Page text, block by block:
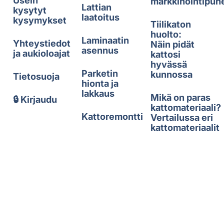
kysytyt
kysymykset
Yhteystiedot
ja aukioloajat
Tietosuoja
🔒 Kirjaudu
Lattian
laatoitus
Laminaatin
asennus
Parketin
hionta ja
lakkaus
Kattoremontti
Tiilikaton
huolto:
Näin pidät
kattosi
hyvässä
kunnossa
Mikä on paras
kattomateriaali?
Vertailussa eri
kattomateriaalit